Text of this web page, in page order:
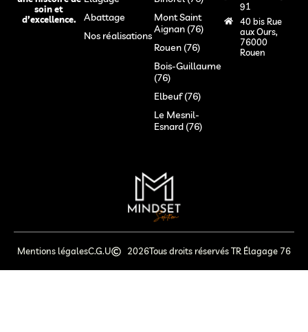
soin et
d’excellence.
Abattage
Nos réalisations
Mont Saint
Aignan (76)
Rouen (76)
Bois-Guillaume
(76)
Elbeuf (76)
Le Mesnil-
Esnard (76)
91
40 bis Rue
aux Ours,
76000
Rouen
Mentions légalesC.G.U 2026Tous droits réservés TR Élagage 76